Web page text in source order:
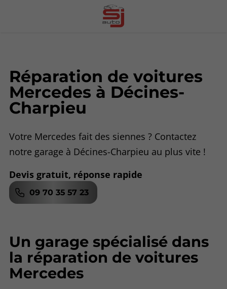
Réparation de voitures
Mercedes à Décines-
Charpieu
Votre Mercedes fait des siennes ? Contactez
notre garage à Décines-Charpieu au plus vite !
Devis gratuit, réponse rapide
09 70 35 57 23
Un garage spécialisé dans
la réparation de voitures
Mercedes